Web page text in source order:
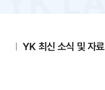
YK 최신 소식 및 자료